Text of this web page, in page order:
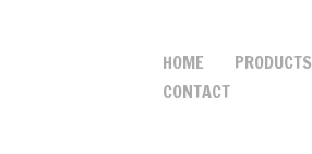
HOME PRODUCTS
CONTACT